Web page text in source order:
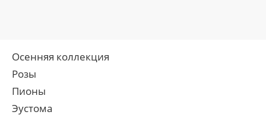
Осенняя коллекция
Розы
Пионы
Эустома